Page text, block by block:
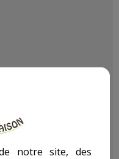
notre site, des